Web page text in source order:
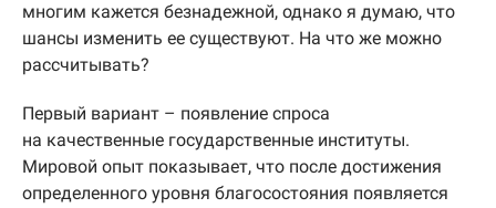
многим кажется безнадежной, однако я думаю, что
шансы изменить ее существуют. На что же можно
рассчитывать?
Первый вариант – появление спроса
на качественные государственные институты.
Мировой опыт показывает, что после достижения
определенного уровня благосостояния появляется